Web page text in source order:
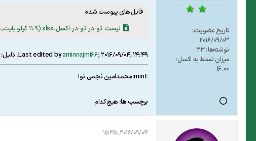
تاریخ عضویت:
2016/09/03
نوشته‌ها:23
میزان تسلط به اکسل:
16.00
فایل های پیوست شده
لیست-تو-در-تو-در-اکسل.xlsx
(11.9 کیلو بایت, مشاهدات 10)
Last edited byaminnajmi66;2016/09/04, 14:49
. دلیل:
:min1:محمدامین نجمی نوا
برچسب ها: هیچ‌کدام
2016/09/04, 15:45